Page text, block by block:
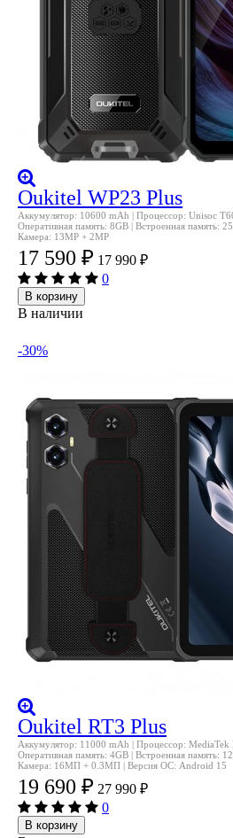
Oukitel WP23 Plus
Аккумулятор: 10600 mAh | Процессор: Unisoc
Оперативная память: 8GB | Встроенная память:
Камера: 13MP + 2MP
17 590 ₽ 17 990 ₽
0
В корзину
В наличии
-30%
Oukitel RT3 Plus
Аккумулятор: 11000 mAh | Процессор: MediaTek
Оперативная память: 4GB | Встроенная память:
Камера: 16МП + 0.3МП | Версия ОС: Android 15
19 690 ₽ 27 990 ₽
0
В корзину